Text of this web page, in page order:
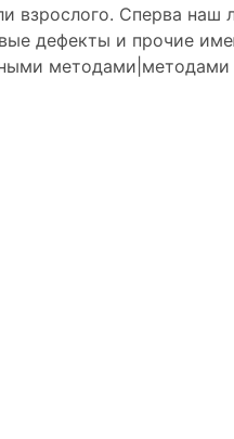
взрослого. Сперва наш
дефекты и прочие